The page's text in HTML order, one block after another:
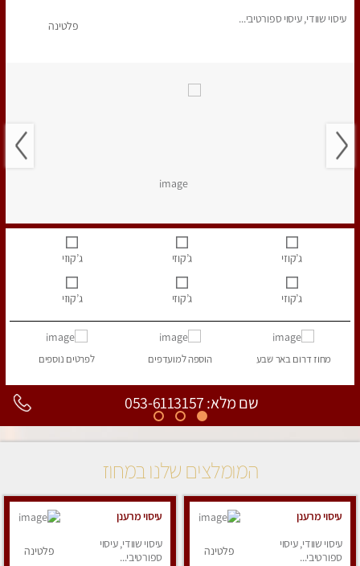
עיסוי שוודי, עיסוי ספורטיבי...
פלטינה
ג’קוזי ג’קוזי ג’קוזי
ג’קוזי ג’קוזי ג’קוזי
מחוז דרוםבאר שבע הוספהלמועדפים לפרטים נוספים
שם מלא: 053-6113157
המומלצים שלנו במחוז
עיסוי מרענן
עיסוי שוודי, עיסוי
ספורטיבי...
פלטינה
עיסוי מרענן
עיסוי שוודי, עיסוי
ספורטיבי...
פלטינה